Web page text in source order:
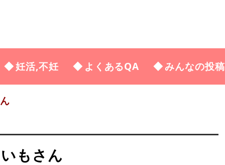
妊活,不妊 よくあるQA みんなの投稿
もさん